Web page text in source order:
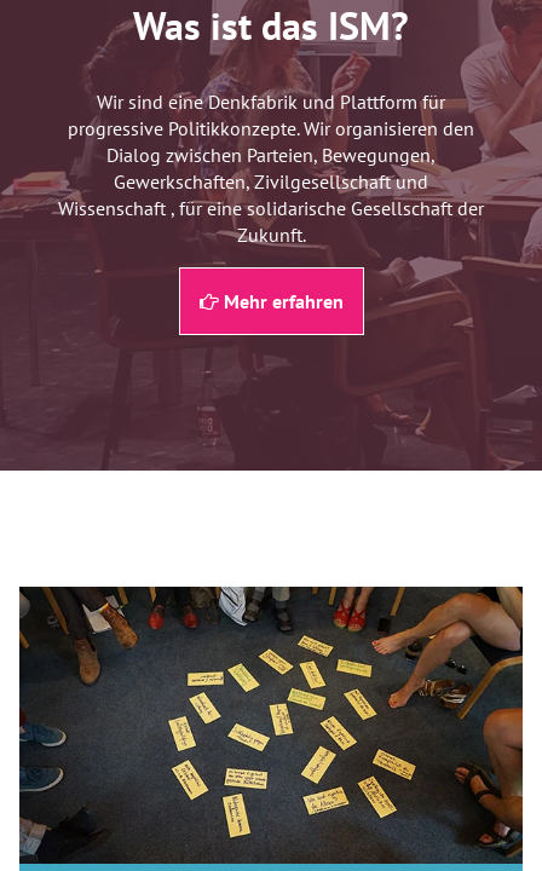
Was ist das ISM?
Wir sind eine Denkfabrik und Plattform für
progressive Politikkonzepte. Wir organisieren den
Dialog zwischen Parteien, Bewegungen,
Gewerkschaften, Zivilgesellschaft und
Wissenschaft , für eine solidarische Gesellschaft der
Zukunft.
Mehr erfahren